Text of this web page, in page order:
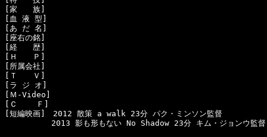
[家　　族]
[血 液 型]
[あ だ 名]
[座右の銘]
[経　　歴]
[Ｈ　　Ｐ]
[所属会社]
[Ｔ　　Ｖ]
[ラ ジ オ]
[Ｍ-Video]
[Ｃ    Ｆ]
[短編映画]　2012 散策 a walk 23分 パク・ミンソン監督
2013 影も形もない No Shadow 23分 キム・ジョンウ監督